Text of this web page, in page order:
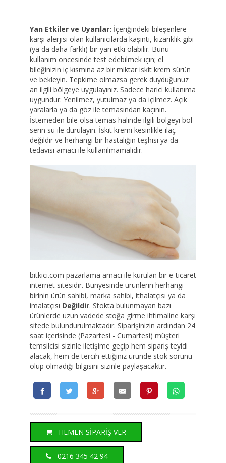
Yan Etkiler ve Uyarılar: İçeriğindeki bileşenlere
karşı alerjisi olan kullanıcılarda kaşıntı, kızarıklık gibi
(ya da daha farklı) bir yan etki olabilir. Bunu
kullanım öncesinde test edebilmek için; el
bileğinizin iç kısmına az bir miktar iskit krem sürün
ve bekleyin. Tepkime olmazsa gerek duyduğunuz
an ilgili bölgeye uygulayınız. Sadece harici kullanıma
uygundur. Yenilmez, yutulmaz ya da içilmez. Açık
yaralarla ya da göz ile temasından kaçının.
İstemeden bile olsa temas halinde ilgili bölgeyi bol
serin su ile durulayın. İskit kremi kesinlikle ilaç
değildir ve herhangi bir hastalığın teşhisi ya da
tedavisi amacı ile kullanılmamalıdır.
bitkici.com pazarlama amacı ile kurulan bir e-ticaret
internet sitesidir. Bünyesinde ürünlerin herhangi
birinin ürün sahibi, marka sahibi, ithalatçısı ya da
imalatçısı Değildir. Stokta bulunmayan bazı
ürünlerde uzun vadede stoğa girme ihtimaline karşı
sitede bulundurulmaktadır. Siparişinizin ardından 24
saat içerisinde (Pazartesi - Cumartesi) müşteri
temsilcisi sizinle iletişime geçip hem sipariş teyidi
alacak, hem de tercih ettiğiniz üründe stok sorunu
olup olmadığı bilgisini sizinle paylaşacaktır.
HEMEN SİPARİŞ VER
0216 345 42 94